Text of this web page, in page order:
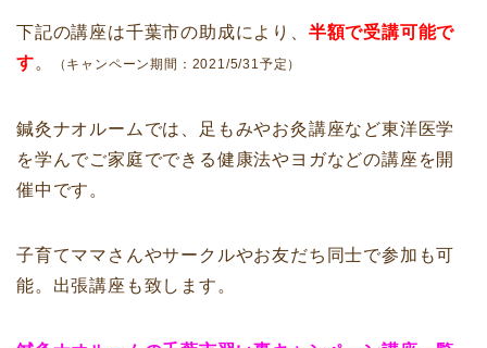
下記の講座は千葉市の助成により、 半額で受講可能で
す。 （キャンペーン期間：2021/5/31予定）
鍼灸ナオルームでは、足もみやお灸講座など東洋医学
を学んでご家庭でできる健康法やヨガなどの講座を開
催中です。
子育てママさんやサークルやお友だち同士で参加も可
能。出張講座も致します。